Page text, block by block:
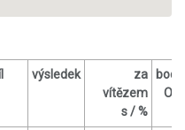
výsledek
za
vítězem
s / %
body
OM